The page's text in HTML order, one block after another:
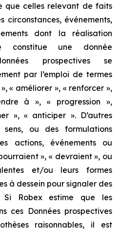
que celles relevant de faits
circonstances, événements,
dont la réalisation
constitue une donnée
prospectives se
par l’emploi de termes
« améliorer », « renforcer »,
à », « progression »,
», « anticiper ». D’autres
sens, ou des formulations
actions, événements ou
», « devraient », ou
et/ou leurs formes
à dessein pour signaler des
Si Robex estime que les
ces Données prospectives
raisonnables, il est